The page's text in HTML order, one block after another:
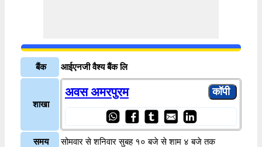
बैंक आईएनजी वैश्य बैंक लि
शाखा
अवस अमरपुरम
समय सोमवार से शनिवार सुबह १० बजे से शाम ४ बजे तक